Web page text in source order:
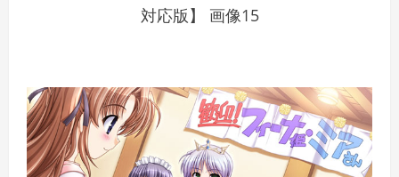
対応版】 画像15